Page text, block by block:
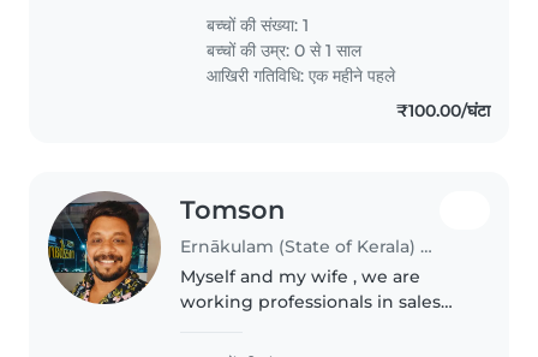
school time.
बच्चों की संख्या: 1
बच्चों की उम्र:0 से 1 साल
आखिरी गतिविधि: एक महीने पहले
₹100.00/घंटा
Tomson
Ernākulam (State of Kerala) में बेबीसिटिंग की नौकरी
Myself and my wife , we are
working professionals in sales